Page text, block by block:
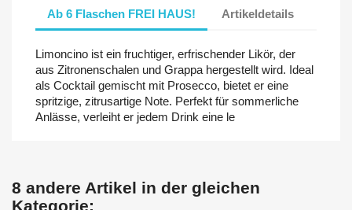
Ab 6 Flaschen FREI HAUS! Artikeldetails
Limoncino ist ein fruchtiger, erfrischender Likör, der
aus Zitronenschalen und Grappa hergestellt wird. Ideal
als Cocktail gemischt mit Prosecco, bietet er eine
spritzige, zitrusartige Note. Perfekt für sommerliche
Anlässe, verleiht er jedem Drink eine le
8 andere Artikel in der gleichen
Kategorie: